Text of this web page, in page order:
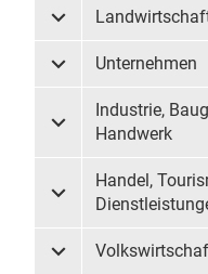
Untermenü
Untermenü
Unternehmen
Untermenü
Industrie,
Handwerk
Untermenü
Handel,
Untermenü